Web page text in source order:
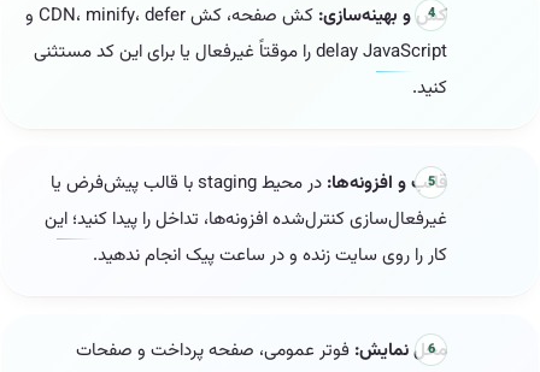
کش و بهینه‌سازی:
کش صفحه، کش CDN، minify، defer و
delay JavaScript را موقتاً غیرفعال یا برای این کد مستثنی
قالب و افزونه‌ها:
در محیط staging با قالب پیش‌فرض یا
غیرفعال‌سازی کنترل‌شده افزونه‌ها، تداخل را پیدا کنید؛ این
کار را روی سایت زنده و در ساعت پیک انجام ندهید.
محل نمایش:فوتر عمومی، صفحه پرداخت و صفحات